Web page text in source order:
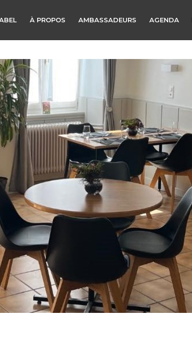
À PROPOS AMBASSADEURS AGENDA